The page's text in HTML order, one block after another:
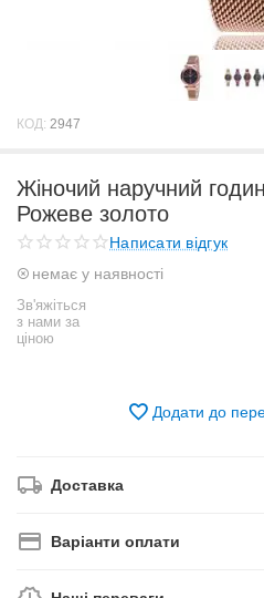
КОД: 2947
Жіночий наручний
Рожеве золото
Написати відгук
немає у наявності
Зв'яжіться
з нами за
ціною
Додати до
Доставка
Варіанти оплати